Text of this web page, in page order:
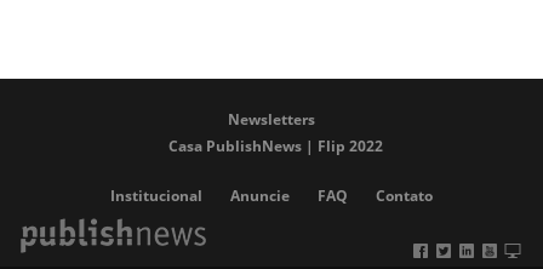
Newsletters
Casa PublishNews | Flip 2022
Institucional Anuncie FAQ Contato